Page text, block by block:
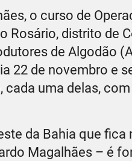
o curso de
Rosário, distrito de
de Algodão
22 de novembro e
uma delas,
da Bahia que
Magalhães – é